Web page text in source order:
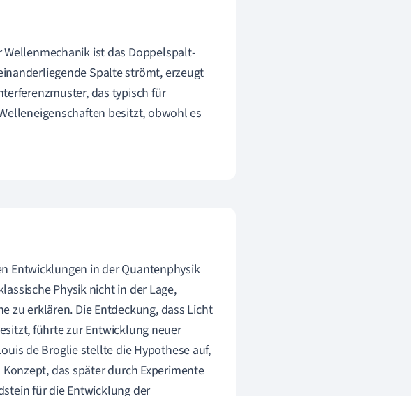
ist das Doppelspalt-
Spalte strömt, erzeugt
das typisch für
besitzt, obwohl es
Entwicklungen in der Quantenphysik
Physik nicht in der Lage,
zu erklären. Die Entdeckung, dass Licht
führte zur Entwicklung neuer
de Broglie stellte die Hypothese auf,
das später durch Experimente
für die Entwicklung der